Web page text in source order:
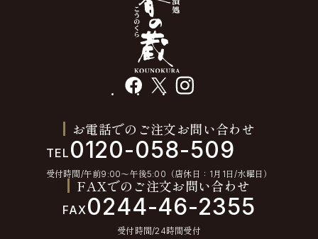
facebook instagram
お電話でのご注文お問い合わせ
TEL 0120-058-509
受付時間/午前9:00〜午後5:00（店休日：1月1日/水曜日）
FAXでのご注文お問い合わせ
FAX0244-46-2355
受付時間/24時間受付